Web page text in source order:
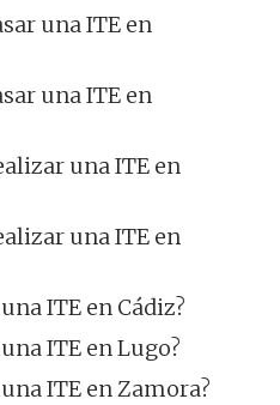
una ITE en
una ITE en
una ITE en
una ITE en
ITE en Cádiz?
ITE en Lugo?
ITE en Zamora?